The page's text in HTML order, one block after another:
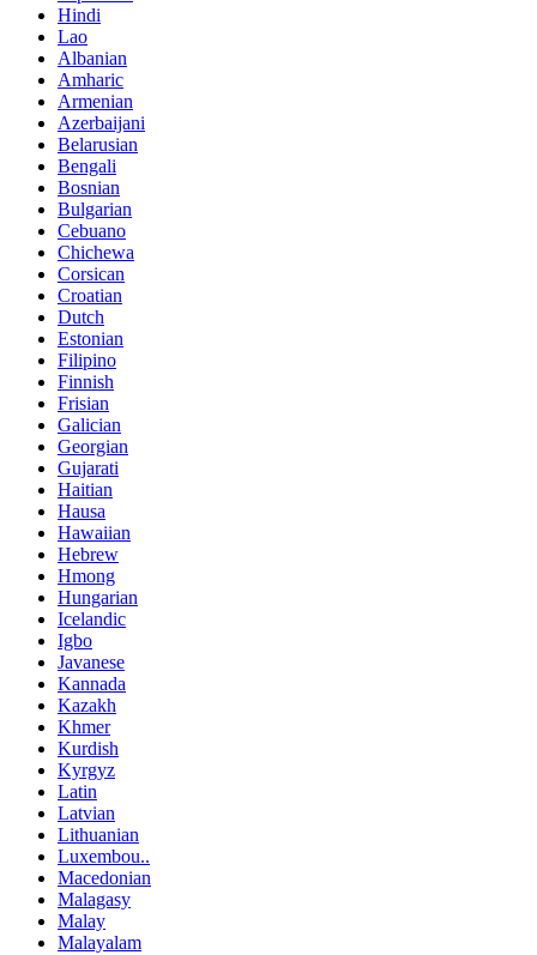
Hindi
Lao
Albanian
Amharic
Armenian
Azerbaijani
Belarusian
Bengali
Bosnian
Bulgarian
Cebuano
Chichewa
Corsican
Croatian
Dutch
Estonian
Filipino
Finnish
Frisian
Galician
Georgian
Gujarati
Haitian
Hausa
Hawaiian
Hebrew
Hmong
Hungarian
Icelandic
Igbo
Javanese
Kannada
Kazakh
Khmer
Kurdish
Kyrgyz
Latin
Latvian
Lithuanian
Luxembou..
Macedonian
Malagasy
Malay
Malayalam